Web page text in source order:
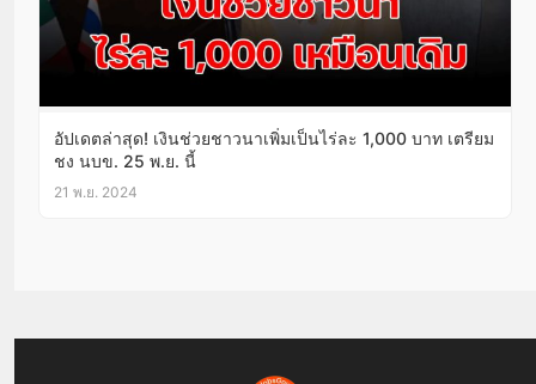
อัปเดตล่าสุด! เงินช่วยชาวนาเพิ่มเป็นไร่ละ 1,000 บาท เตรียม
ชง นบข. 25 พ.ย. นี้
21 พ.ย. 2024